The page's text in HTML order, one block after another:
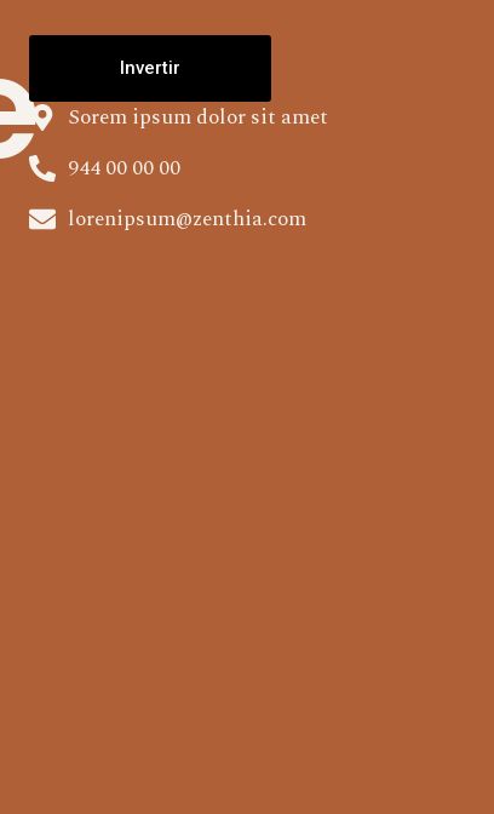
Invertir
Sorem ipsum dolor sit amet
944 00 00 00
lorenipsum@zenthia.com